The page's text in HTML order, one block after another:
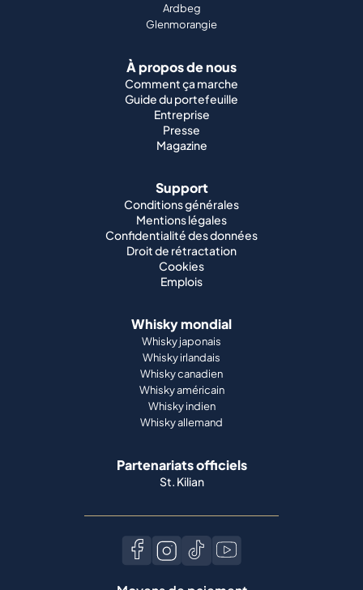
Ardbeg
Glenmorangie
À propos de nous
Comment ça marche
Guide du portefeuille
Entreprise
Presse
Magazine
Support
Conditions générales
Mentions légales
Confidentialité des données
Droit de rétractation
Cookies
Emplois
Whisky mondial
Whisky japonais
Whisky irlandais
Whisky canadien
Whisky américain
Whisky indien
Whisky allemand
Partenariats officiels
St. Kilian